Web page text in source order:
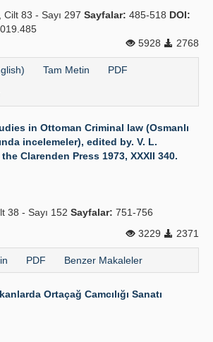
83 - Sayı 297 Sayfalar: 485-518 DOI:
5928
2768
Tam Metin PDF
in Ottoman Criminal law (Osmanlı
incelemeler), edited by. V. L.
Clarenden Press 1973, XXXII 340.
38 - Sayı 152 Sayfalar: 751-756
3229
2371
PDF Benzer Makaleler
Ortaçağ Camcılığı Sanatı